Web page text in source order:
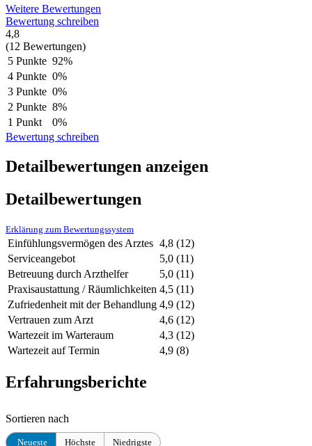
Weitere Bewertungen
Bewertung schreiben
4,8
(12 Bewertungen)
5 Punkte 92%
4 Punkte 0%
3 Punkte 0%
2 Punkte 8%
1 Punkt
0%
Bewertung schreiben
Detailbewertungen anzeigen
Detailbewertungen
Erklärung zum Bewertungssystem
Einfühlungsvermögen des Arztes 4,8 (12)
Serviceangebot
5,0 (11)
Betreuung durch Arzthelfer
5,0 (11)
Praxisaustattung / Räumlichkeiten 4,5 (11)
Zufriedenheit mit der Behandlung 4,9 (12)
Vertrauen zum Arzt
4,6 (12)
Wartezeit im Warteraum
4,3 (12)
Wartezeit auf Termin
4,9 (8)
Erfahrungsberichte
Sortieren nach
Neueste Höchste Niedrigste